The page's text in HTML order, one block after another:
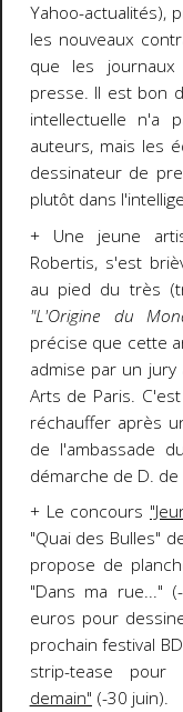
Yahoo-actualités),
les nouveaux
que les
presse. Il est bon
intellectuelle n'a
auteurs, mais les
dessinateur de
plutôt dans
+ Une jeune
Robertis, s'est
au pied du très
"L'Origine du
précise que cette
admise par un
Arts de Paris.
réchauffer après
de l'ambassade
démarche de D. de
+ Le concours
"Quai des Bulles"
propose de
"Dans ma rue..."
euros pour
prochain festival
strip-tease
demain" (-30 juin).